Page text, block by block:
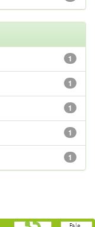
1
1
1
1
1